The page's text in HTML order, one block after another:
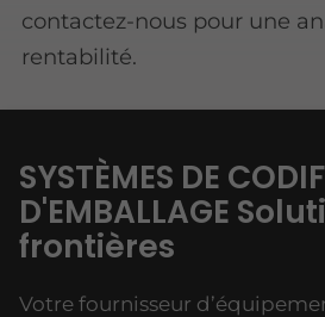
contactez-nous pour une
rentabilité.
SYSTÈMES DE
D'EMBALLAGE
frontières
Votre fournisseur